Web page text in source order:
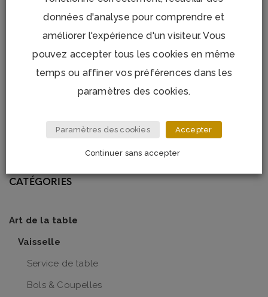
CATÉGORIES
Art de la table
Vaisselle
Service de table
Bols & Coupelles
Thé & Café
Coffret 2 tasses et souc. à
Blanche
90,00
2 3 4 … 10 11 12
données d'analyse pour comprendre et
améliorer l'expérience d'un visiteur. Vous
pouvez accepter tous les cookies en même
temps ou affiner vos préférences dans les
paramètres des cookies.
Paramètres des cookies Accepter
Continuer sans accepter